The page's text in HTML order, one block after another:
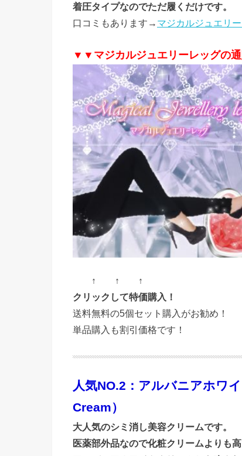
着圧タイプなのでただ履くだけです。
口コミもあります→ マジカルジュエリ
▼▼マジカルジュエリーレッグの
↑ ↑ ↑
クリックして特価購入！
送料無料の5個セット購入がお勧め！
単品購入も割引価格です！
人気NO.2：アルバニアホワ
Cream）
大人気のシミ消し美容クリームです。
医薬部外品なので化粧クリームよりも